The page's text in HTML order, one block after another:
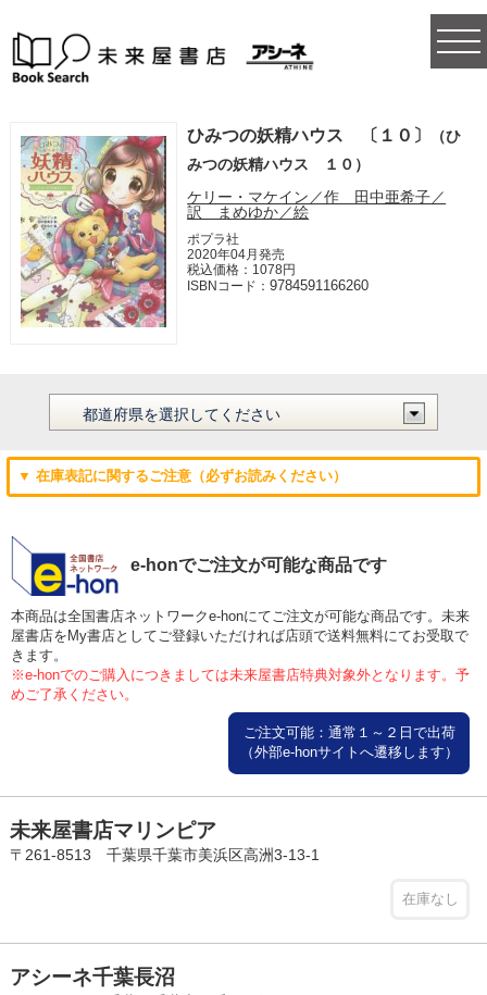
ひみつの妖精ハウス 〔１０〕
（ひ
みつの妖精ハウス １０）
ケリー・マケイン／作 田中亜希子／
訳 まめゆか／絵
ポプラ社
2020年04月発売
税込価格：1078円
ISBNコード：9784591166260
▼ 在庫表記に関するご注意（必ずお読みください）
e-honでご注文が可能な商品です
本商品は全国書店ネットワークe-honにてご注文が可能な商品です。未来
屋書店をMy書店としてご登録いただければ店頭で送料無料にてお受取で
きます。
※e-honでのご購入につきましては未来屋書店特典対象外となります。予
めご了承ください。
ご注文可能：通常１～２日で出荷
（外部e-honサイトへ遷移します）
未来屋書店マリンピア
〒261-8513 千葉県千葉市美浜区高洲3-13-1
在庫なし
アシーネ千葉長沼